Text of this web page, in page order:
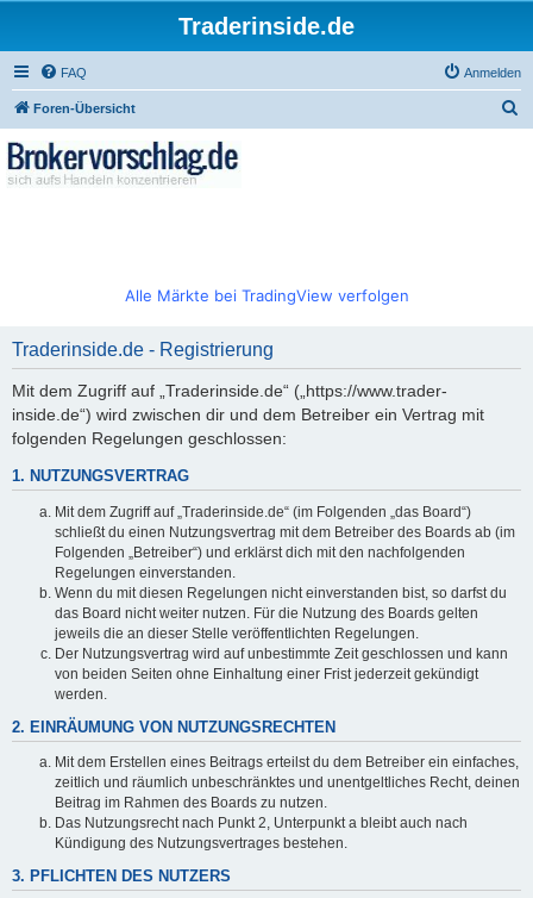
Traderinside.de
FAQ Anmelden
Foren-Übersicht
Alle Märkte bei TradingView verfolgen
Traderinside.de - Registrierung
Mit dem Zugriff auf „Traderinside.de“ („https://www.trader-
inside.de“) wird zwischen dir und dem Betreiber ein Vertrag mit
folgenden Regelungen geschlossen:
1. NUTZUNGSVERTRAG
Mit dem Zugriff auf „Traderinside.de“ (im Folgenden „das Board“)
schließt du einen Nutzungsvertrag mit dem Betreiber des Boards ab (im
Folgenden „Betreiber“) und erklärst dich mit den nachfolgenden
Regelungen einverstanden.
Wenn du mit diesen Regelungen nicht einverstanden bist, so darfst du
das Board nicht weiter nutzen. Für die Nutzung des Boards gelten
jeweils die an dieser Stelle veröffentlichten Regelungen.
Der Nutzungsvertrag wird auf unbestimmte Zeit geschlossen und kann
von beiden Seiten ohne Einhaltung einer Frist jederzeit gekündigt
werden.
2. EINRÄUMUNG VON NUTZUNGSRECHTEN
Mit dem Erstellen eines Beitrags erteilst du dem Betreiber ein einfaches,
zeitlich und räumlich unbeschränktes und unentgeltliches Recht, deinen
Beitrag im Rahmen des Boards zu nutzen.
Das Nutzungsrecht nach Punkt 2, Unterpunkt a bleibt auch nach
Kündigung des Nutzungsvertrages bestehen.
3. PFLICHTEN DES NUTZERS